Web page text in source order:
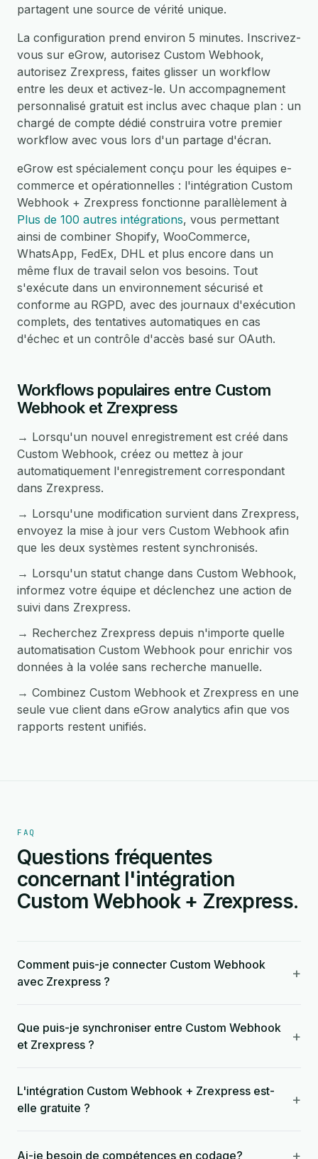
partagent une source de vérité unique.
La configuration prend environ 5 minutes. Inscrivez-
vous sur eGrow, autorisez Custom Webhook,
autorisez Zrexpress, faites glisser un workflow
entre les deux et activez-le. Un accompagnement
personnalisé gratuit est inclus avec chaque plan : un
chargé de compte dédié construira votre premier
workflow avec vous lors d'un partage d'écran.
eGrow est spécialement conçu pour les équipes e-
commerce et opérationnelles : l'intégration Custom
Webhook + Zrexpress fonctionne parallèlement à
Plus de 100 autres intégrations, vous permettant
ainsi de combiner Shopify, WooCommerce,
WhatsApp, FedEx, DHL et plus encore dans un
même flux de travail selon vos besoins. Tout
s'exécute dans un environnement sécurisé et
conforme au RGPD, avec des journaux d'exécution
complets, des tentatives automatiques en cas
d'échec et un contrôle d'accès basé sur OAuth.
Workflows populaires entre Custom
Webhook et Zrexpress
→ Lorsqu'un nouvel enregistrement est créé dans
Custom Webhook, créez ou mettez à jour
automatiquement l'enregistrement correspondant
dans Zrexpress.
→ Lorsqu'une modification survient dans Zrexpress,
envoyez la mise à jour vers Custom Webhook afin
que les deux systèmes restent synchronisés.
→ Lorsqu'un statut change dans Custom Webhook,
informez votre équipe et déclenchez une action de
suivi dans Zrexpress.
→ Recherchez Zrexpress depuis n'importe quelle
automatisation Custom Webhook pour enrichir vos
données à la volée sans recherche manuelle.
→ Combinez Custom Webhook et Zrexpress en une
seule vue client dans eGrow analytics afin que vos
rapports restent unifiés.
FAQ
Questions fréquentes
concernant l'intégration
Custom Webhook + Zrexpress.
Comment puis-je connecter Custom Webhook
avec Zrexpress ?
+
Que puis-je synchroniser entre Custom Webhook
et Zrexpress ?
+
L'intégration Custom Webhook + Zrexpress est-
elle gratuite ?
+
Ai-je besoin de compétences en codage? +